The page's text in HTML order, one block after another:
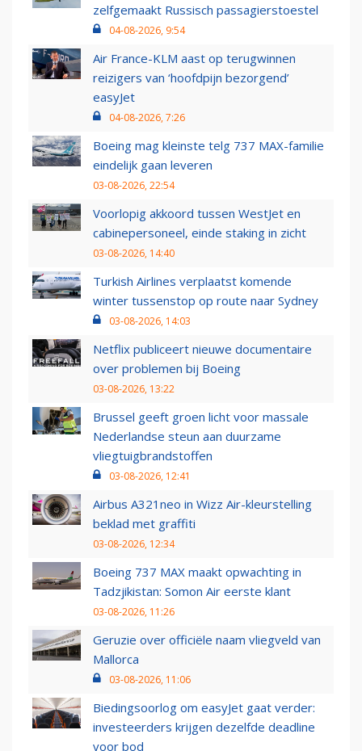
zelfgemaakt Russisch passagierstoestel
04-08-2026, 9:54
Air France-KLM aast op terugwinnen
reizigers van ‘hoofdpijn bezorgend’
easyJet
04-08-2026, 7:26
Boeing mag kleinste telg 737 MAX-familie
eindelijk gaan leveren
03-08-2026, 22:54
Voorlopig akkoord tussen WestJet en
cabinepersoneel, einde staking in zicht
03-08-2026, 14:40
Turkish Airlines verplaatst komende
winter tussenstop op route naar Sydney
03-08-2026, 14:03
Netflix publiceert nieuwe documentaire
over problemen bij Boeing
03-08-2026, 13:22
Brussel geeft groen licht voor massale
Nederlandse steun aan duurzame
vliegtuigbrandstoffen
03-08-2026, 12:41
Airbus A321neo in Wizz Air-kleurstelling
beklad met graffiti
03-08-2026, 12:34
Boeing 737 MAX maakt opwachting in
Tadzjikistan: Somon Air eerste klant
03-08-2026, 11:26
Geruzie over officiële naam vliegveld van
Mallorca
03-08-2026, 11:06
Biedingsoorlog om easyJet gaat verder:
investeerders krijgen dezelfde deadline
voor bod